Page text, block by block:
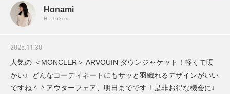
Honami
H：163cm
2025.11.30
人気の ＜MONCLER＞ ARVOUIN ダウンジャケット！軽くて暖
かい♩どんなコーディネートにもサッと羽織れるデザインがいい
ですね＾＾アウターフェア、明日までです！是非お得な機会に♩